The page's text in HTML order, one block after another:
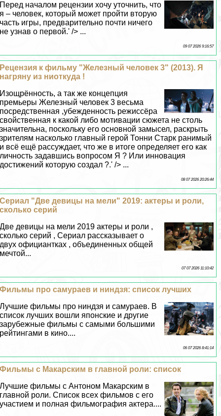
Перед началом рецензии хочу уточнить, что
я – человек, который может пройти вторую
часть игры, предварительно почти ничего
не узнав о первой.' /> ...
09 07 2026 9:16:57
Рецензия к фильму "Железный человек 3" (2013). Я
нагряну из ниоткуда !
Изощрённость, а так же концепция
премьеры Железный человек 3 весьма
посредственная ,убежденность режиссёра
свойственная к какой либо мотивации сюжета не столь
значительна, поскольку его основной замысел, раскрыть
зрителям насколько главный герой Тонни Старк ранимый
и всё ещё рассуждает, что же в итоге определяет его как
личность задавшись вопросом Я ? Или инновация
достижений которую создал ?.' /> ...
08 07 2026 20:26:44
Сериал "Две дeвицы на мели" 2019: актеры и роли,
сколько серий
Две дeвицы на мели 2019 актеры и роли ,
сколько серий , Сериал рассказывает о
двух официантках , объединенных общей
мечтой...
07 07 2026 11:10:42
Фильмы про самураев и ниндзя: список лучших
Лучшие фильмы про ниндзя и самураев. В
список лучших вошли японские и другие
зарубежные фильмы с самыми большими
рейтингами в кино....
06 07 2026 8:41:14
Фильмы с Макарским в главной роли: список
Лучшие фильмы с Антоном Макарским в
главной роли. Список всех фильмов с его
участием и полная фильмография актера....